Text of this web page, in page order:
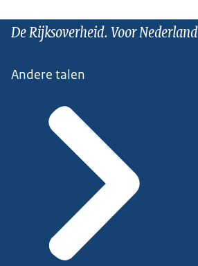
De Rijksoverheid. Voor Nederland
Andere talen